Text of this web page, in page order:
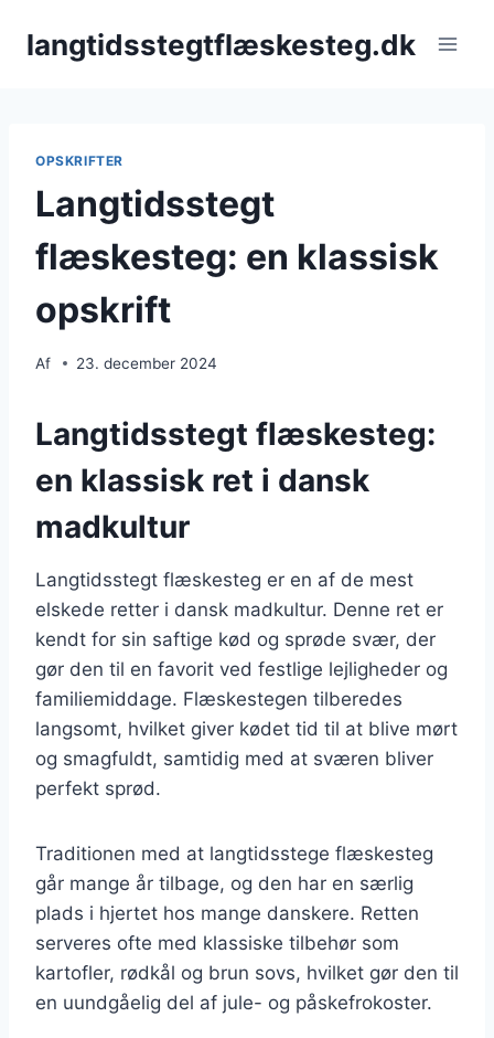
langtidsstegtflæskesteg.dk
OPSKRIFTER
Langtidsstegt
flæskesteg: en klassisk
opskrift
Af 23. december 2024
Langtidsstegt flæskesteg:
en klassisk ret i dansk
madkultur
Langtidsstegt flæskesteg er en af de mest
elskede retter i dansk madkultur. Denne ret er
kendt for sin saftige kød og sprøde svær, der
gør den til en favorit ved festlige lejligheder og
familiemiddage. Flæskestegen tilberedes
langsomt, hvilket giver kødet tid til at blive mørt
og smagfuldt, samtidig med at sværen bliver
perfekt sprød.
Traditionen med at langtidsstege flæskesteg
går mange år tilbage, og den har en særlig
plads i hjertet hos mange danskere. Retten
serveres ofte med klassiske tilbehør som
kartofler, rødkål og brun sovs, hvilket gør den til
en uundgåelig del af jule- og påskefrokoster.